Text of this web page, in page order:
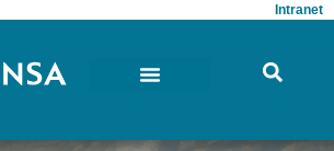
Intranet